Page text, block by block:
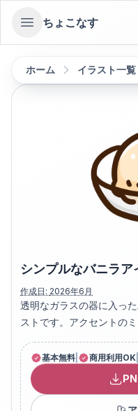
Open sidebar
ちょこなす
ホーム イラスト一覧
シンプルなバニラア
作成日: 2026年6月
透明なガラスの器に入っ
ストです。アクセントのミ
基本無料 商用利用OK